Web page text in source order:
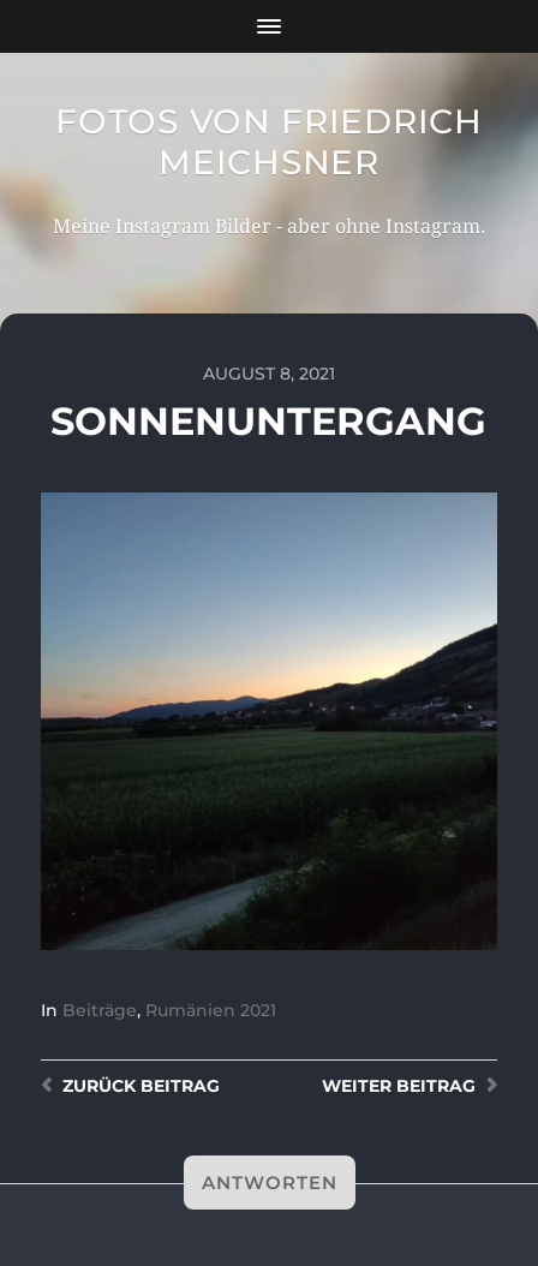
FOTOS VON FRIEDRICH
MEICHSNER
Meine Instagram Bilder - aber ohne Instagram.
AUGUST 8, 2021
SONNENUNTERGANG
In Beiträge, Rumänien 2021
WEITER BEITRAG
ZURÜCKBEITRAG
ANTWORTEN